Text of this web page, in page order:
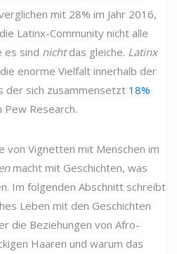
mit 28% im Jahr 2016,
Latinx-Community nicht alle
es sind nichtdas gleiche. Latinx
enorme Vielfalt innerhalb der
der sich zusammensetzt 18%
Pew Research.
von Vignetten mit Menschen im
macht mit Geschichten, was
Im folgenden Abschnitt schreibt
Leben mit den Geschichten
die Beziehungen von Afro-
Haaren und warum das